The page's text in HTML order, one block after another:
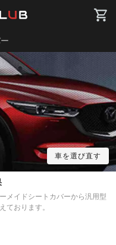
車を選び直す
メイドシートカバーから汎用型
ております。